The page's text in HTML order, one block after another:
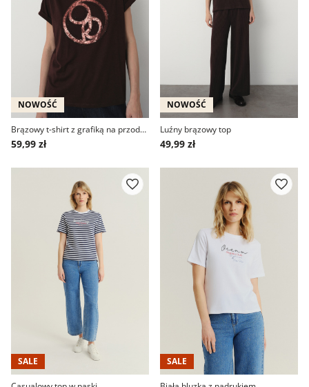
NOWOŚĆ
Brązowy t-shirt z grafiką na przodzie
59,99 zł
NOWOŚĆ
Luźny brązowy top
49,99 zł
SALE SALE